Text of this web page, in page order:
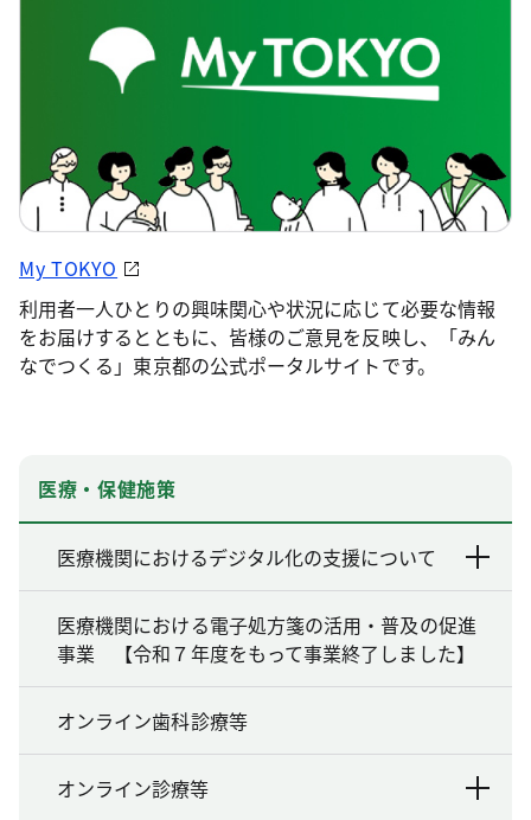
My TOKYO
利用者一人ひとりの興味関心や状況に応じて必要な情報
をお届けするとともに、皆様のご意見を反映し、「みん
なでつくる」東京都の公式ポータルサイトです。
医療・保健施策
医療機関におけるデジタル化の支援について
医療機関における電子処方箋の活用・普及の促進
事業 【令和７年度をもって事業終了しました】
オンライン歯科診療等
オンライン診療等